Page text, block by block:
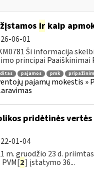
irkaip
06-01
Ši informacija
principai Paaiškinimai
pajamos pmk
pajamų mokestis »
pridėtinės
01-04
m. gruodžio 23 d.
2] įstatymo 36...